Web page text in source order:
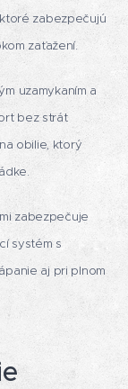
zabezpečujú
zaťažení.
uzamykaním a
bez strát
obilie, ktorý
zabezpečuje
systém s
aj pri plnom